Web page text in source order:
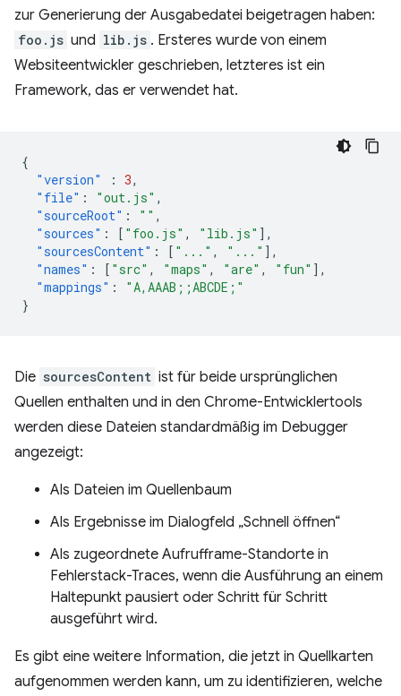
zur Generierung der Ausgabedatei beigetragen haben:
foo.js und lib.js . Ersteres wurde von einem
Websiteentwickler geschrieben, letzteres ist ein
Framework, das er verwendet hat.
{
"version"
: 3,
"file" : "out.js" ,
"sourceRoot" : "" ,
"sources" : [ "foo.js" , "lib.js" ],
"sourcesContent" : [ "..." , "..." ],
"names" : [ "src" , "maps" , "are" , "fun" ],
"mappings" :
"A,AAAB;;ABCDE;"
}
Die sourcesContent ist für beide ursprünglichen
Quellen enthalten und in den Chrome-Entwicklertools
werden diese Dateien standardmäßig im Debugger
angezeigt:
Als Dateien im Quellenbaum
Als Ergebnisse im Dialogfeld „Schnell öffnen“
Als zugeordnete Aufrufframe-Standorte in
Fehlerstack-Traces, wenn die Ausführung an einem
Haltepunkt pausiert oder Schritt für Schritt
ausgeführt wird.
Es gibt eine weitere Information, die jetzt in Quellkarten
aufgenommen werden kann, um zu identifizieren, welche